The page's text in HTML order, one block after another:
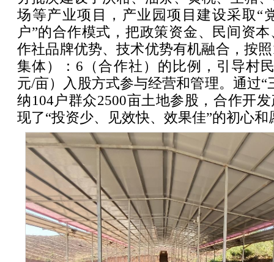
场等产业项目，产业园项目建设采取“
户”的合作模式，把政策资金、民间资
作社品牌优势、技术优势有机融合，按
集体）：6（合作社）的比例，引导村
元/亩）入股方式参与经营和管理。通过“
纳104户群众2500亩土地参股，合作开
现了“投资少、见效快、效果佳”的初心和